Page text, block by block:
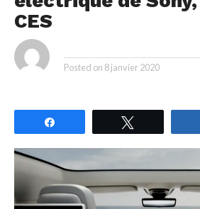
CES
Posted on 8 janvier 2020